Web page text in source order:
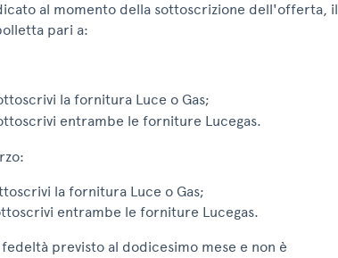
al momento della sottoscrizione dell'offerta, il
pari a:
la fornitura Luce o Gas;
entrambe le forniture Lucegas.
la fornitura Luce o Gas;
entrambe le forniture Lucegas.
previsto al dodicesimo mese e non è